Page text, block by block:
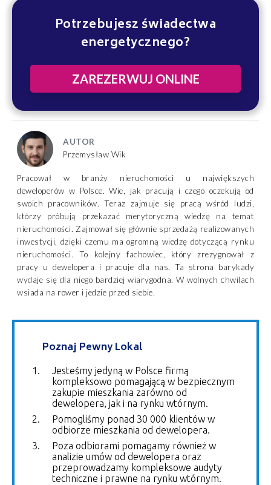
Potrzebujesz świadectwa
energetycznego?
ZAREZERWUJ ONLINE
AUTOR
Przemysław Wik
Pracował w branży nieruchomości u największych
deweloperów w Polsce. Wie, jak pracują i czego oczekują od
swoich pracowników. Teraz zajmuje się pracą wśród ludzi,
którzy próbują przekazać merytoryczną wiedzę na temat
nieruchomości. Zajmował się głównie sprzedażą realizowanych
inwestycji, dzięki czemu ma ogromną wiedzę dotyczącą rynku
nieruchomości. To kolejny fachowiec, który zrezygnował z
pracy u dewelopera i pracuje dla nas. Ta strona barykady
wydaje się dla niego bardziej wiarygodna. W wolnych chwilach
wsiada na rower i jedzie przed siebie.
Poznaj Pewny Lokal
Jesteśmy jedyną w Polsce firmą
kompleksowo pomagającą w bezpiecznym
zakupie mieszkania zarówno od
dewelopera, jak i na rynku wtórnym.
Pomogliśmy ponad 30 000 klientów w
odbiorze mieszkania od dewelopera.
Poza odbiorami pomagamy również w
analizie umów od dewelopera oraz
przeprowadzamy kompleksowe audyty
techniczne i prawne na rynku wtórnym.